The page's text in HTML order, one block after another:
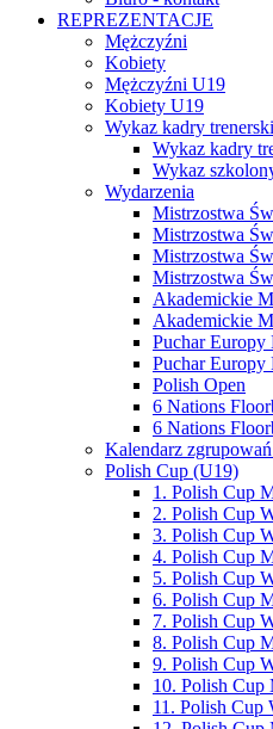
REPREZENTACJE
Mężczyźni
Kobiety
Mężczyźni U19
Kobiety U19
Wykaz kadry
Wykaz kadry
Wykaz
Wydarzenia
Mistrzostwa
Mistrzostwa
Mistrzostwa
Mistrzostwa
Akademickie
Akademickie
Puchar Europy
Puchar Europy
Polish Open
6 Nations
6 Nations
Kalendarz
Polish Cup (U19)
1. Polish Cup
2. Polish Cup
3. Polish Cup
4. Polish Cup
5. Polish Cup
6. Polish Cup
7. Polish Cup
8. Polish Cup
9. Polish Cup
10. Polish Cup
11. Polish Cup